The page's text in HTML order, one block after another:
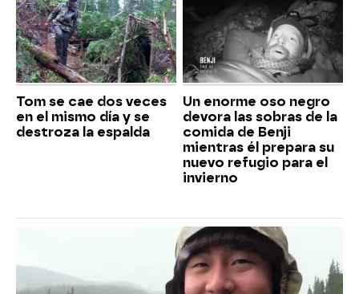
Tom se cae dos veces
en el mismo día y se
destroza la espalda
Un enorme oso negro
devora las sobras de la
comida de Benji
mientras él prepara su
nuevo refugio para el
invierno